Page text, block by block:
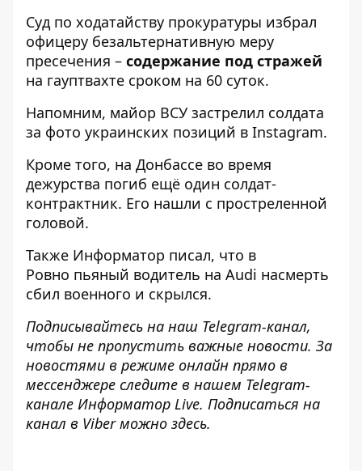
Суд по ходатайству прокуратуры избрал
офицеру безальтернативную меру
пресечения – содержание под стражей
на гауптвахте сроком на 60 суток.
Напомним, майор ВСУ застрелил солдата
за фото украинских позиций в Instagram.
Кроме того, на Донбассе во время
дежурства погиб ещё один солдат-
контрактник. Его нашли с простреленной
головой.
Также Информатор писал, что в
Ровно пьяный водитель на Audi насмерть
сбил военного и скрылся.
Подписывайтесь на наш Telegram-канал,
чтобы не пропустить важные новости. За
новостями в режиме онлайн прямо в
мессенджере следите в нашем Telegram-
канале Информатор Live. Подписаться на
канал в Viber можно здесь.